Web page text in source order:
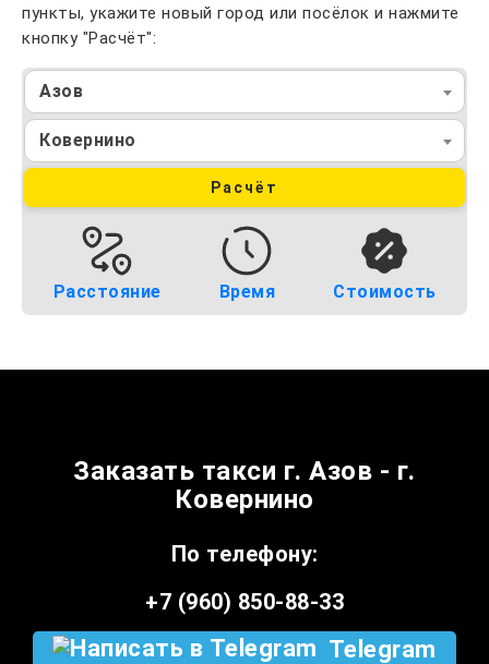
пункты, укажите новый город или посёлок и нажмите
кнопку "Расчёт":
Азов
Ковернино
Расчёт
Расстояние Время Стоимость
Заказать такси г. Азов - г.
Ковернино
По телефону:
+7 (960) 850-88-33
Telegram